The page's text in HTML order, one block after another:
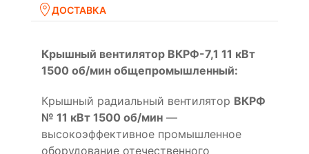
ДОСТАВКА
Крышный вентилятор ВКРФ-7,1 11 кВт
1500 об/мин общепромышленный:
Крышный радиальный вентилятор ВКРФ
№ 11 кВт 1500 об/мин —
высокоэффективное промышленное
оборудование отечественного